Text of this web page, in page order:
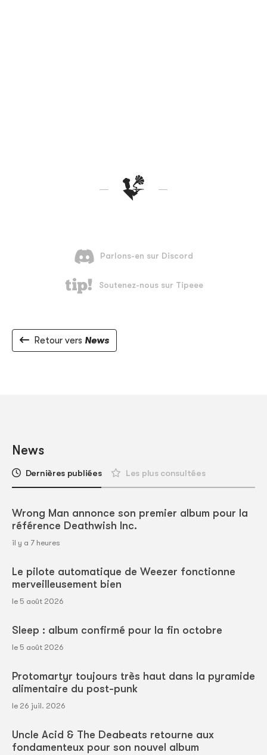
Retour vers News
News
Dernières publiées Les plus consultées
Wrong Man annonce son premier album pour la
référence Deathwish Inc.
il y a 7 heures
Le pilote automatique de Weezer fonctionne
merveilleusement bien
le 5 août 2026
Sleep : album confirmé pour la fin octobre
le 5 août 2026
Protomartyr toujours très haut dans la pyramide
alimentaire du post-punk
le 26 juil. 2026
Uncle Acid & The Deabeats retourne aux
fondamenteux pour son nouvel album